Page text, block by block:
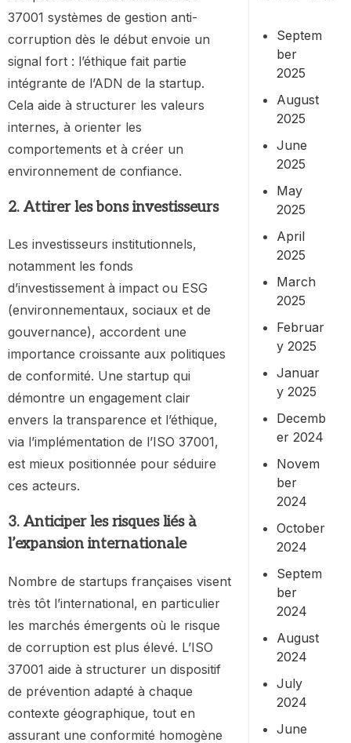
37001 systèmes de gestion anti-
corruption dès le début envoie un
signal fort : l’éthique fait partie
intégrante de l’ADN de la startup.
Cela aide à structurer les valeurs
internes, à orienter les
comportements et à créer un
environnement de confiance.
2. Attirer les bons investisseurs
Les investisseurs institutionnels,
notamment les fonds
d’investissement à impact ou ESG
(environnementaux, sociaux et de
gouvernance), accordent une
importance croissante aux politiques
de conformité. Une startup qui
démontre un engagement clair
envers la transparence et l’éthique,
via l’implémentation de l’ISO 37001,
est mieux positionnée pour séduire
ces acteurs.
3. Anticiper les risques liés à
l’expansion internationale
Nombre de startups françaises visent
très tôt l’international, en particulier
les marchés émergents où le risque
de corruption est plus élevé. L’ISO
37001 aide à structurer un dispositif
de prévention adapté à chaque
contexte géographique, tout en
assurant une conformité homogène
Septem
ber
2025
August
2025
June
2025
May
2025
April
2025
March
2025
Februar
y 2025
Januar
y 2025
Decemb
er 2024
Novem
ber
2024
October
2024
Septem
ber
2024
August
2024
July
2024
June